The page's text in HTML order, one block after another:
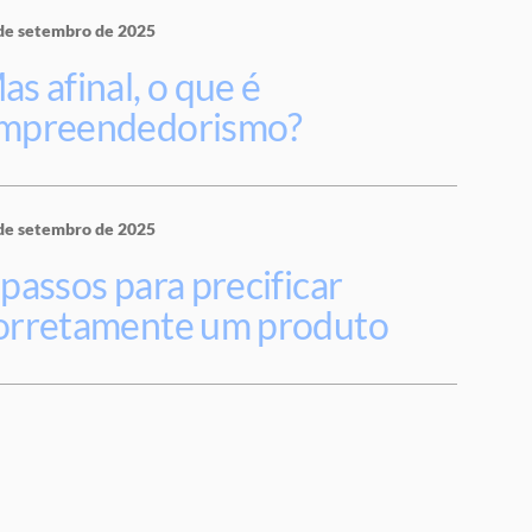
setembro de 2025
afinal, o que é
setembro de 2025
para precificar
um produto